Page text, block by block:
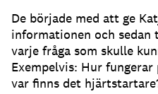
De började med att ge
informationen och
varje fråga som skulle
Exempelvis: Hur
var finns det